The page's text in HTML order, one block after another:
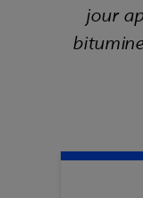
jour